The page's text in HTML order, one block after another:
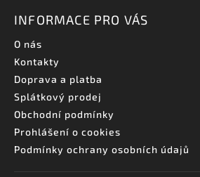
INFORMACE PRO VÁS
O nás
Kontakty
Doprava a platba
Splátkový prodej
Obchodní podmínky
Prohlášení o cookies
Podmínky ochrany osobních údajů